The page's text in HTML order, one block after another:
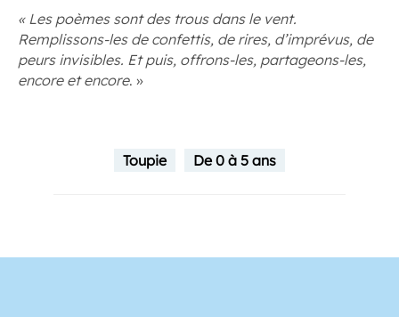
« Les poèmes sont des trous dans le vent.
Remplissons-les de confettis, de rires, d’imprévus, de
peurs invisibles. Et puis, offrons-les, partageons-les,
encore et encore. »
Toupie De 0 à 5 ans